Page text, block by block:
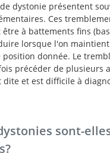
dystonie présentent
Ces
à battements fins
lorsque l'on
donnée. Le
précéder de plusieurs
et est difficile à
sont-